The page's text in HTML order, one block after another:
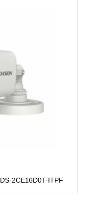
Camera quan sát HIKVISION DS-2CE16D0T-ITPF